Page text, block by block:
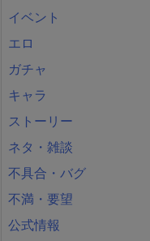
イベント
エロ
ガチャ
キャラ
ストーリー
ネタ・雑談
不具合・バグ
不満・要望
公式情報